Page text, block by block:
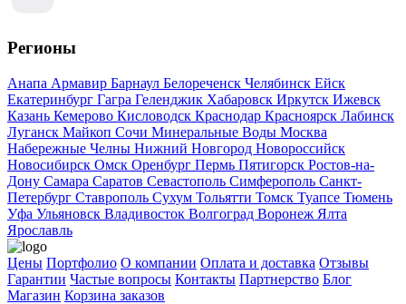
Регионы
Анапа Армавир Барнаул Белореченск Челябинск Ейск
Екатеринбург Гагра Геленджик Хабаровск Иркутск Ижевск
Казань Кемерово Кисловодск Краснодар Красноярск Лабинск
Луганск Майкоп Сочи Минеральные Воды Москва
Набережные Челны Нижний Новгород Новороссийск
Новосибирск Омск Оренбург Пермь Пятигорск Ростов-на-
Дону Самара Саратов Севастополь Симферополь Санкт-
Петербург Ставрополь Сухум Тольятти Томск Туапсе Тюмень
Уфа Ульяновск Владивосток Волгоград Воронеж Ялта
Ярославль
Цены Портфолио О компании Оплата и доставка Отзывы
Гарантии Частые вопросы Контакты Партнерство Блог
Магазин Корзина заказов